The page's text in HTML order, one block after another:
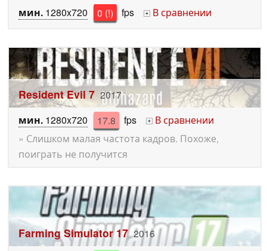
мин. 1280x720 0 (!) fps + В сравнении
Resident Evil 7 2017
мин. 1280x720 17.8 fps +
В сравнении
» Слишком малая частота кадров. Похоже,
поиграть не получится
Farming Simulator 17 2016